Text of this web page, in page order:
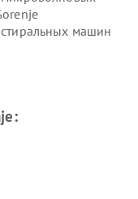
машин